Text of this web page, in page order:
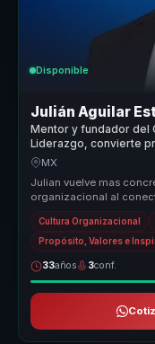
Disponible
Julián Aguilar
Mentor y fundador del
Liderazgo, convierte
organizaciones.
MX
Julian vuelve mas
organizacional al
con decisiones p...
Cultura Organizacional
Propósito, Valores e
33años 3conf.